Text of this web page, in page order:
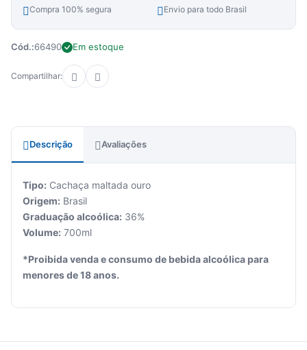
Seu
Compra 100% segura Envio para todo Brasil
Cód.:66490 Em estoque
Compartilhar:
Descrição Avaliações
Tipo: Cachaça maltada ouro
Origem: Brasil
Graduação alcoólica: 36%
Volume: 700ml
*Proibida venda e consumo de bebida alcoólica para
menores de 18 anos.